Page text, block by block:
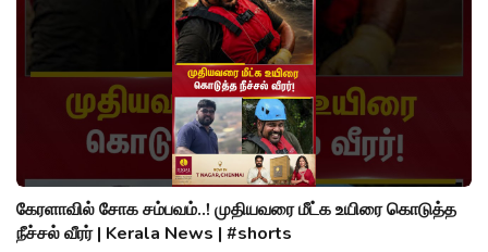
கேரளாவில் சோக சம்பவம்..! முதியவரை மீட்க உயிரை கொடுத்த
நீச்சல் வீரர் | Kerala News | #shorts